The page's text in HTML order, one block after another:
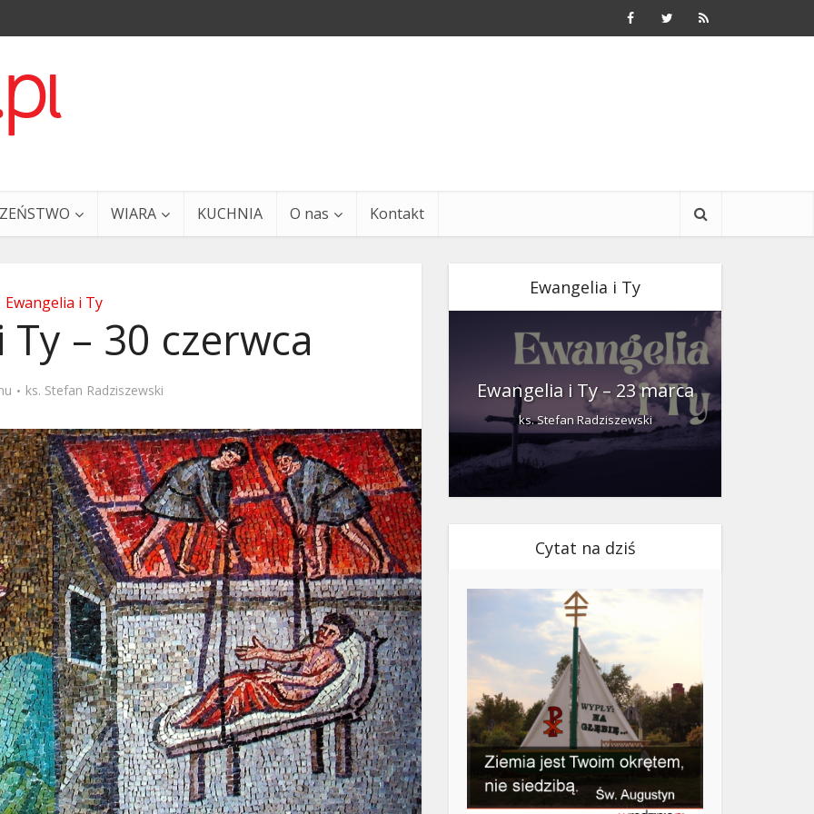
WIARA KUCHNIA O nas Kontakt
Ewangelia i Ty
– 30 czerwca
ks. Stefan Radziszewski
Ewangelia i Ty
i Ty – 29 grudnia Ewangelia i Ty – 23 marca
ks. Stefan Radziszewski
Cytat na dziś